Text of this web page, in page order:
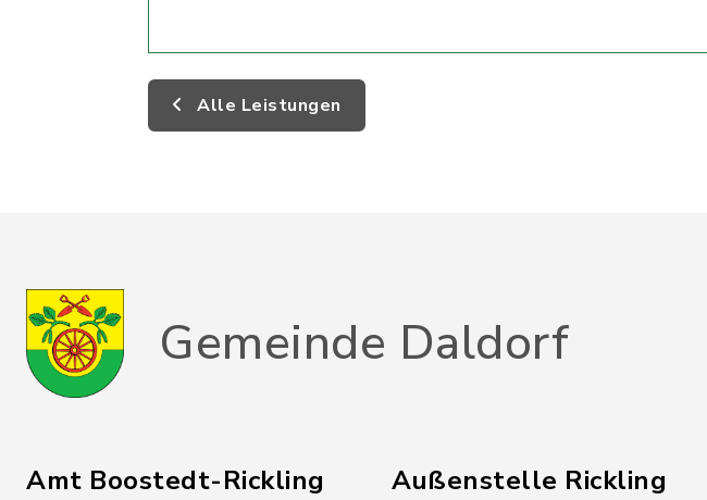
Alle Leistungen
Gemeinde Daldorf
Amt Boostedt-Rickling Außenstelle Rickling